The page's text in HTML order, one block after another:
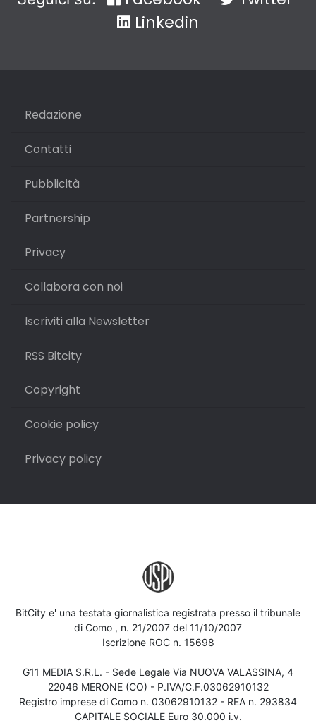
Linkedin
Redazione
Contatti
Pubblicità
Partnership
Privacy
Collabora con noi
Iscriviti alla Newsletter
RSS Bitcity
Copyright
Cookie policy
Privacy policy
BitCity e' una testata giornalistica registrata presso il tribunale
di Como , n. 21/2007 del 11/10/2007
Iscrizione ROC n. 15698
G11 MEDIA S.R.L. - Sede Legale Via NUOVA VALASSINA, 4
22046 MERONE (CO) - P.IVA/C.F.03062910132
Registro imprese di Como n. 03062910132 - REA n. 293834
CAPITALE SOCIALE Euro 30.000 i.v.